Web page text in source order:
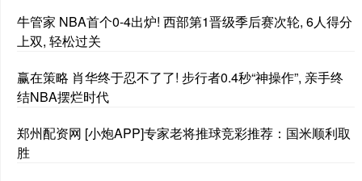
牛管家 NBA首个0-4出炉! 西部第1晋级季后赛次轮, 6人得分
上双, 轻松过关
赢在策略 肖华终于忍不了了! 步行者0.4秒“神操作”, 亲手终
结NBA摆烂时代
郑州配资网 [小炮APP]专家老将推球竞彩推荐：国米顺利取
胜